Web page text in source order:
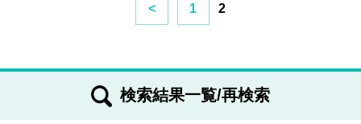
< 1 2
検索結果一覧/再検索